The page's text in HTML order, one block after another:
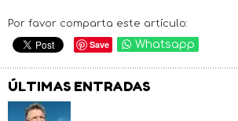
Por favor comparta este artículo:
Save Whatsapp
ÚLTIMAS ENTRADAS